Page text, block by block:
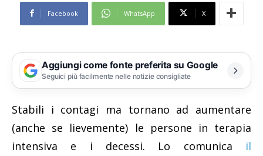
Facebook WhatsApp X
Aggiungi come fonte preferita su Google
Seguici più facilmente nelle notizie consigliate
Stabili i contagi ma tornano ad aumentare
(anche se lievemente) le persone in terapia
intensiva e i decessi. Lo comunica il